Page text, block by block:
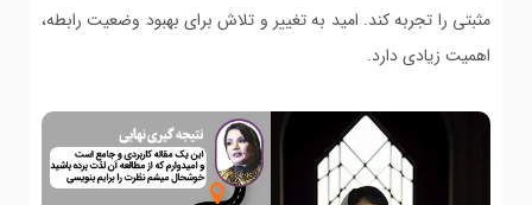
مثبتی را تجربه کند. امید به تغییر و تلاش برای بهبود وضعیت رابطه،
اهمیت زیادی دارد.